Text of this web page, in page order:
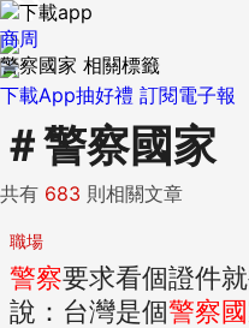
下載App抽好禮 訂閱電子報
商周
警察國家 相關標籤
＃警察國家
共有 683 則相關文章
職場
警察要求看個證件
說：台灣是個警察